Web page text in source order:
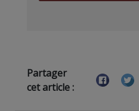
Partager
cet article :